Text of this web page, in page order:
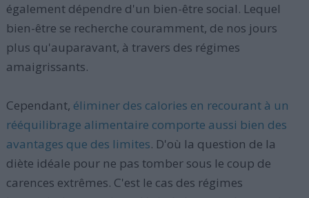
également dépendre d'un bien-être social. Lequel
bien-être se recherche couramment, de nos jours
plus qu'auparavant, à travers des régimes
amaigrissants.
Cependant, éliminer des calories en recourant à un
rééquilibrage alimentaire comporte aussi bien des
avantages que des limites. D'où la question de la
diète idéale pour ne pas tomber sous le coup de
carences extrêmes. C'est le cas des régimes